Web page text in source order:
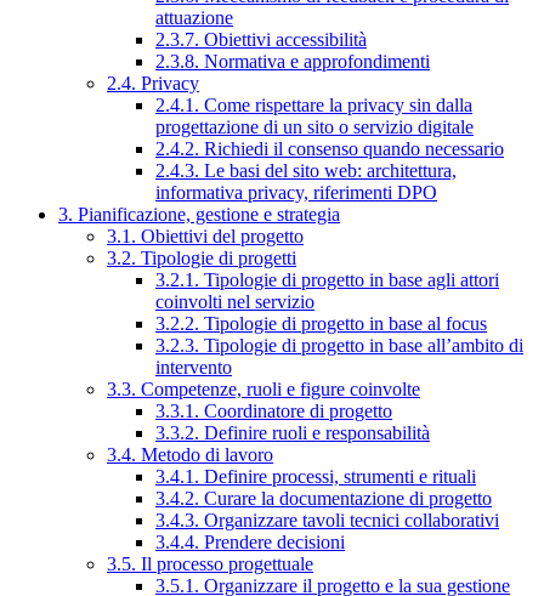
attuazione
2.3.7. Obiettivi accessibilità
2.3.8. Normativa e approfondimenti
2.4. Privacy
2.4.1. Come rispettare la privacy sin dalla
progettazione di un sito o servizio digitale
2.4.2. Richiedi il consenso quando necessario
2.4.3. Le basi del sito web: architettura,
informativa privacy, riferimenti DPO
3. Pianificazione, gestione e strategia
3.1. Obiettivi del progetto
3.2. Tipologie di progetti
3.2.1. Tipologie di progetto in base agli attori
coinvolti nel servizio
3.2.2. Tipologie di progetto in base al focus
3.2.3. Tipologie di progetto in base all’ambito di
intervento
3.3. Competenze, ruoli e figure coinvolte
3.3.1. Coordinatore di progetto
3.3.2. Definire ruoli e responsabilità
3.4. Metodo di lavoro
3.4.1. Definire processi, strumenti e rituali
3.4.2. Curare la documentazione di progetto
3.4.3. Organizzare tavoli tecnici collaborativi
3.4.4. Prendere decisioni
3.5. Il processo progettuale
3.5.1. Organizzare il progetto e la sua gestione